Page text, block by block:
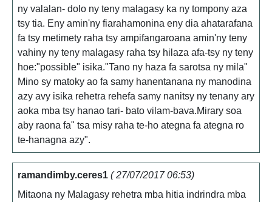
ny valalan- dolo ny teny malagasy ka ny tompony aza
tsy tia. Eny amin'ny fiarahamonina eny dia ahatarafana
fa tsy metimety raha tsy ampifangaroana amin'ny teny
vahiny ny teny malagasy raha tsy hilaza afa-tsy ny teny
hoe:"possible" isika."Tano ny haza fa sarotsa ny mila"
Mino sy matoky ao fa samy hanentanana ny manodina
azy avy isika rehetra rehefa samy nanitsy ny tenany ary
aoka mba tsy hanao tari- bato vilam-bava.Mirary soa
aby raona fa" tsa misy raha te-ho ategna fa ategna ro
te-hanagna azy".
ramandimby.ceres1 ( 27/07/2017 06:53)
Mitaona ny Malagasy rehetra mba hitia indrindra mba